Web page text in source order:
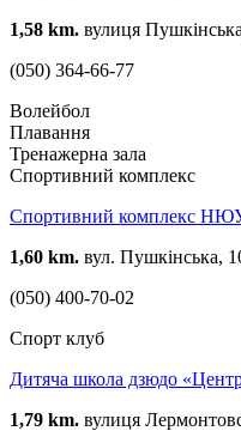
1,58 km. вулиця
(050) 364-66-77
Волейбол
Плавання
Тренажерна зала
Спортивний комплекс
Спортивний комплекс
1,60 km. вул. Пушкінська,
(050) 400-70-02
Спорт клуб
Дитяча школа дзюдо
1,79 km. вулиця